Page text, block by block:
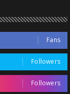
Fans
Followers
Followers